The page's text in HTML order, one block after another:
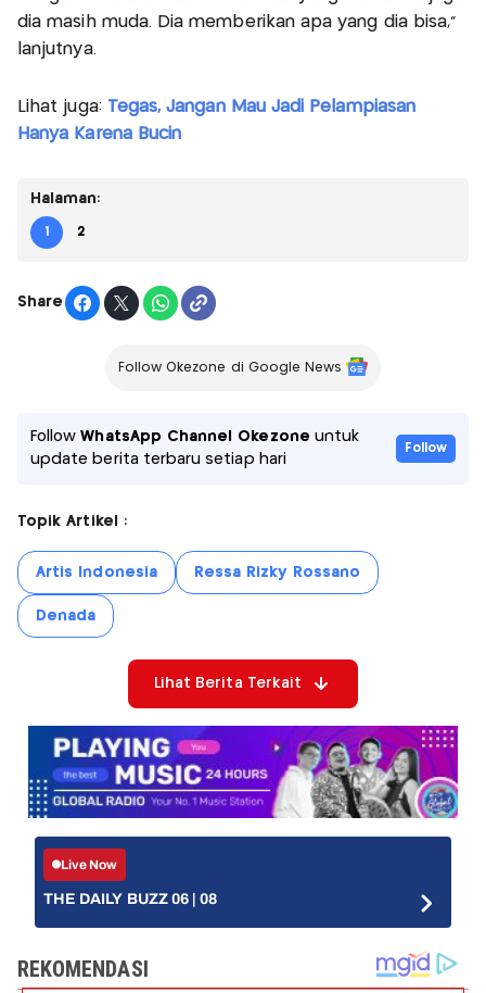
dia masih muda. Dia memberikan apa yang dia bisa,"
lanjutnya.
Lihat juga: Tegas, Jangan Mau Jadi Pelampiasan
Hanya Karena Bucin
Halaman:
1 2
Share
Follow Okezone di Google News
FollowWhatsApp Channel Okezone untuk
update berita terbaru setiap hari
Follow
Topik Artikel :
Artis Indonesia Ressa Rizky Rossano
Denada
Lihat Berita Terkait
Live Now
THE DAILY BUZZ 06 | 08